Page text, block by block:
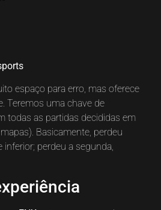
espaço para erro, mas oferece
Teremos uma chave de
todas as partidas decididas em
Basicamente, perdeu
inferior; perdeu a segunda,